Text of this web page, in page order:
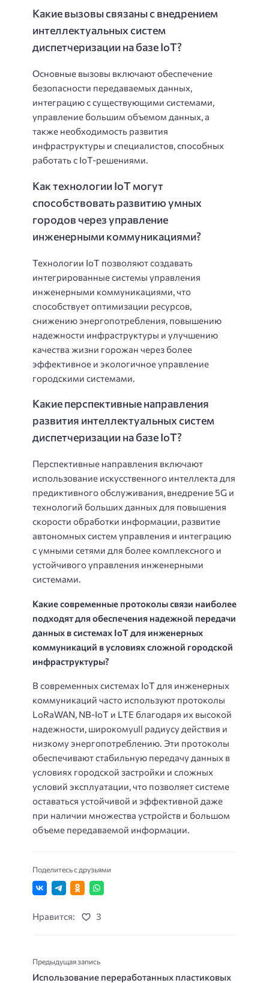
Какие вызовы связаны с внедрением
интеллектуальных систем
диспетчеризации на базе IoT?
Основные вызовы включают обеспечение
безопасности передаваемых данных,
интеграцию с существующими системами,
управление большим объемом данных, а
также необходимость развития
инфраструктуры и специалистов, способных
работать с IoT-решениями.
Как технологии IoT могут
способствовать развитию умных
городов через управление
инженерными коммуникациями?
Технологии IoT позволяют создавать
интегрированные системы управления
инженерными коммуникациями, что
способствует оптимизации ресурсов,
снижению энергопотребления, повышению
надежности инфраструктуры и улучшению
качества жизни горожан через более
эффективное и экологичное управление
городскими системами.
Какие перспективные направления
развития интеллектуальных систем
диспетчеризации на базе IoT?
Перспективные направления включают
использование искусственного интеллекта для
предиктивного обслуживания, внедрение 5G и
технологий больших данных для повышения
скорости обработки информации, развитие
автономных систем управления и интеграцию
с умными сетями для более комплексного и
устойчивого управления инженерными
системами.
Какие современные протоколы связи наиболее
подходят для обеспечения надежной передачи
данных в системах IoT для инженерных
коммуникаций в условиях сложной городской
инфраструктуры?
В современных системах IoT для инженерных
коммуникаций часто используют протоколы
LoRaWAN, NB-IoT и LTE благодаря их высокой
надежности, широкомуull радиусу действия и
низкому энергопотреблению. Эти протоколы
обеспечивают стабильную передачу данных в
условиях городской застройки и сложных
условий эксплуатации, что позволяет системе
оставаться устойчивой и эффективной даже
при наличии множества устройств и большом
объеме передаваемой информации.
Поделитесь с друзьями
Нравится: 3
Предыдущая запись
Использование переработанных пластиковых